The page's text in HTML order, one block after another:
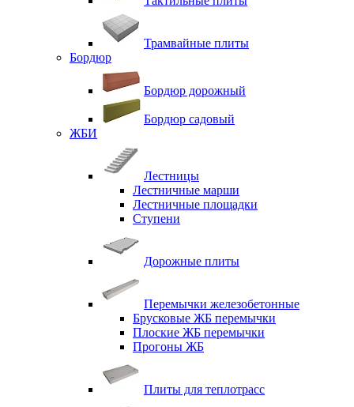
Трамвайные плиты
Бордюр
Бордюр дорожный
Бордюр садовый
ЖБИ
Лестницы
Лестничные марши
Лестничные площадки
Ступени
Дорожные плиты
Перемычки железобетонные
Брусковые ЖБ перемычки
Плоские ЖБ перемычки
Прогоны ЖБ
Плиты для теплотрасс